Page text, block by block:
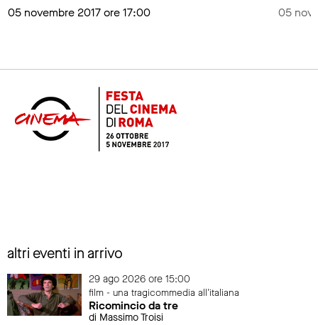
05 novembre 2017 ore 17:00 05
altri eventi in arrivo
29 ago 2026 ore 15:00
film - una tragicommedia all'italiana
Ricomincio da tre
di Massimo Troisi